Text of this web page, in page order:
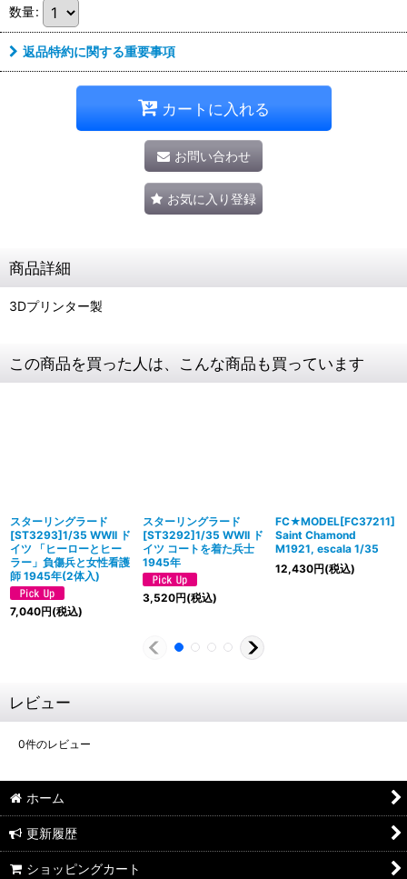
数量:
返品特約に関する重要事項
カートに入れる
お問い合わせ
お気に入り登録
商品詳細
3Dプリンター製
この商品を買った人は、こんな商品も買っています
スターリングラード
[ST3293]1/35 WWII ド
イツ 「ヒーローとヒー
ラー」負傷兵と女性看護
師 1945年(2体入)
7,040円(税込)
スターリングラード
[ST3292]1/35 WWII ド
イツ コートを着た兵士
1945年
3,520円(税込)
FC★MODEL[FC37211]
Saint Chamond
M1921, escala 1/35
12,430円(税込)
レビュー
0件のレビュー
ホーム
更新履歴
ショッピングカート